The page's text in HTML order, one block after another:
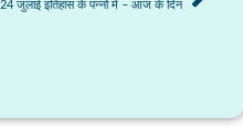
24 जुलाई इतिहास के पन्नों में – आज के दिन